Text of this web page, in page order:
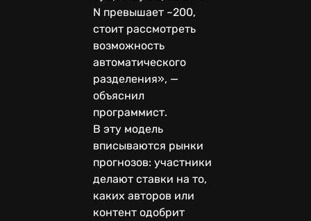
N превышает ~200,
стоит рассмотреть
возможность
автоматического
разделения», —
объяснил
программист.
В эту модель
вписываются рынки
прогнозов: участники
делают ставки на то,
каких авторов или
контент одобрит